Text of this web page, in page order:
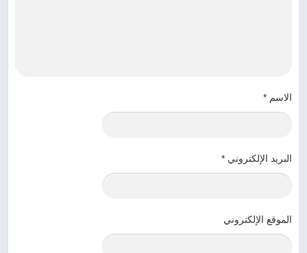
الاسم *
البريد الإلكتروني *
الموقع الإلكتروني